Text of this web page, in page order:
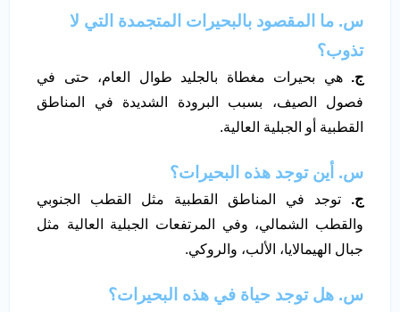
س. ما المقصود بالبحيرات المتجمدة التي لا
تذوب؟
ج. هي بحيرات مغطاة بالجليد طوال العام، حتى في
فصول الصيف، بسبب البرودة الشديدة في المناطق
القطبية أو الجبلية العالية.
س. أين توجد هذه البحيرات؟
ج. توجد في المناطق القطبية مثل القطب الجنوبي
والقطب الشمالي، وفي المرتفعات الجبلية العالية مثل
جبال الهيمالايا، الألب، والروكي.
س. هل توجد حياة في هذه البحيرات؟